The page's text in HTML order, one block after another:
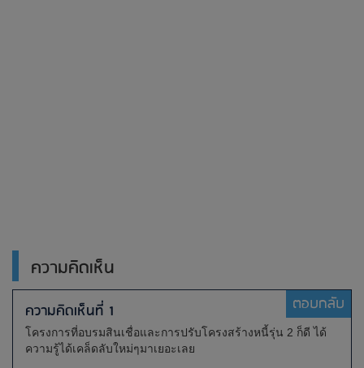
ความคิดเห็น
ความคิดเห็นที่ 1 ตอบกลับ
โครงการที่อบรมสินเชื่อและการปรับโครงสร้างหนี้รุ่น 2 ก็ดี ได้
ความรู้ได้เคล็ดลับใหม่ๆมาเยอะเลย